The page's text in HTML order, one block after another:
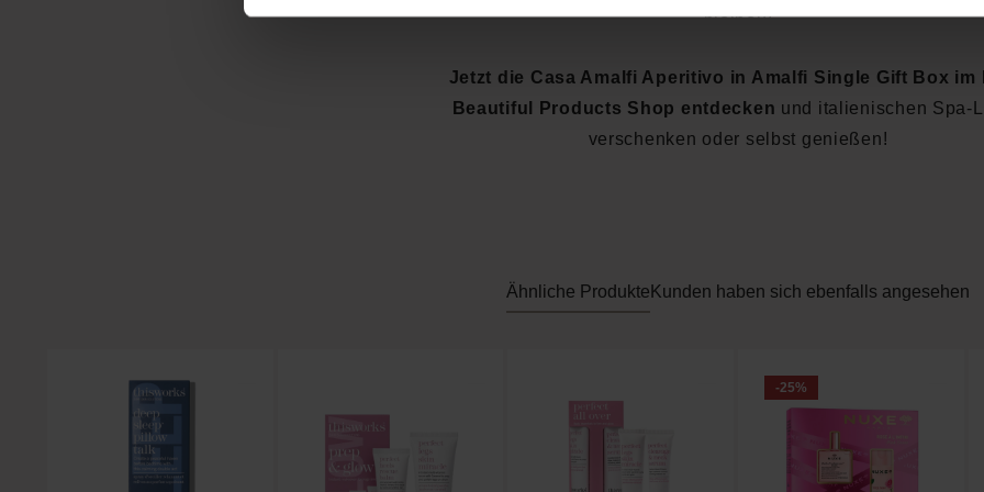
bleiben.
Jetzt die Casa Amalfi Aperitivo in Amalfi Single Gift Box im
Beautiful Products Shop entdecken und italienischen Spa-
verschenken oder selbst genießen!
Ähnliche Produkte Kunden haben sich ebenfalls angesehen
-25%